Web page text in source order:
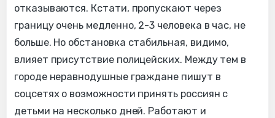
отказываются. Кстати, пропускают через
границу очень медленно, 2-3 человека в час, не
больше. Но обстановка стабильная, видимо,
влияет присутствие полицейских. Между тем в
городе неравнодушные граждане пишут в
соцсетях о возможности принять россиян с
детьми на несколько дней. Работают и